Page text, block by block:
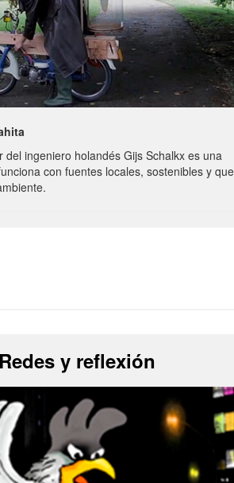
ingeniero holandés Gijs Schalkx es una
con fuentes locales, sostenibles y
y reflexión